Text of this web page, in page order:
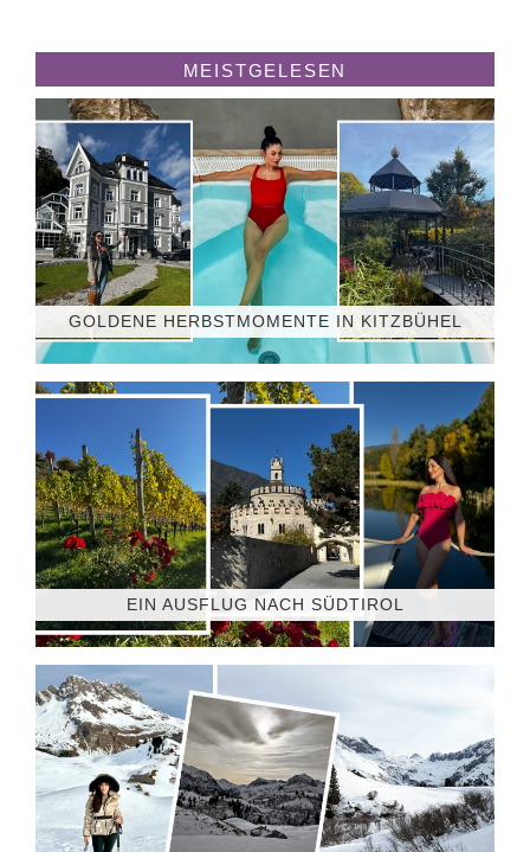
MEISTGELESEN
GOLDENE HERBSTMOMENTE IN KITZBÜHEL
EIN AUSFLUG NACH SÜDTIROL